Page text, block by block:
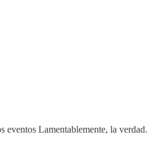
eventos Lamentablemente, la verdad.